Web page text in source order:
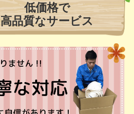
低価格で
高品質なサービス